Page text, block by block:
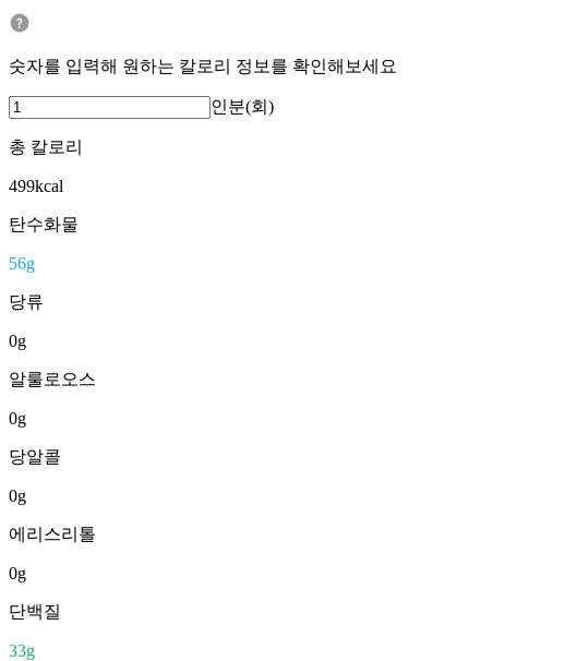
숫자를 입력해 원하는 칼로리 정보를 확인해보세요
인분(회)
총 칼로리
499kcal
탄수화물
56g
당류
0g
알룰로오스
0g
당알콜
0g
에리스리톨
0g
단백질
33g